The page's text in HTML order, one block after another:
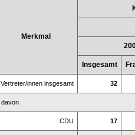
Merkmal
Insgesamt
Vertreter/innen insgesamt 32
davon
CDU 17